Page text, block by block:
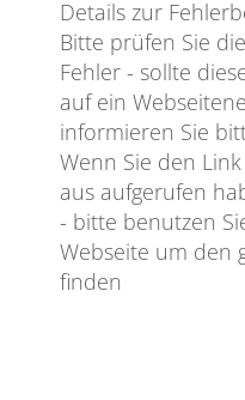
Details zur
Bitte prüfen Sie
Fehler - sollte
auf ein
informieren Sie
Wenn Sie den
aus aufgerufen
- bitte benutzen
Webseite um den
finden